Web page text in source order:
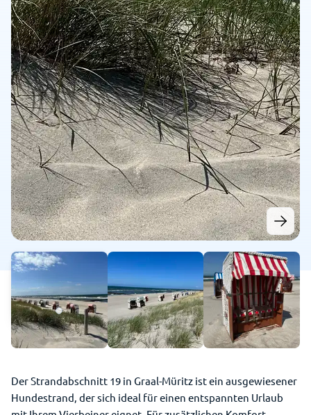
Der Strandabschnitt 19 in Graal-Müritz ist ein ausgewiesener
Hundestrand, der sich ideal für einen entspannten Urlaub